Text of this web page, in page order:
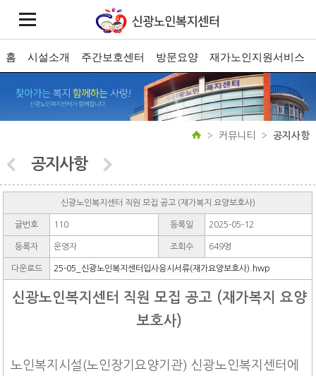
홈 시설소개 주간보호센터 방문요양 재가노인지원서비스
커뮤니티 공지사항
공지사항
신광노인복지센터 직원 모집 공고 (재가복지 요양보호사)
글번호 110 등록일 2025-05-12
등록자 운영자 조회수 649명
다운로드 25-05_신광노인복지센터입사응시서류(재가요양보호사).hwp
신광노인복지센터 직원 모집 공고 (재가복지 요양
보호사)
노인복지시설(노인장기요양기관) 신광노인복지센터에